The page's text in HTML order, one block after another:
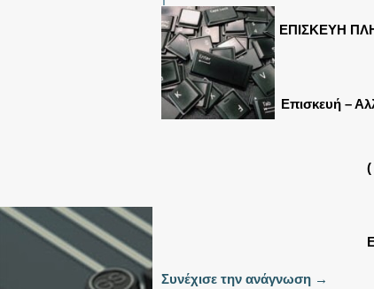
ΕΠΙΣΚΕΥΗ
Επισκευή –
(
Συνέχισε την ανάγνωση →